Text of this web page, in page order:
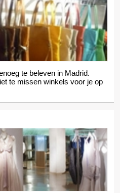
te beleven in Madrid.
te missen winkels voor je op